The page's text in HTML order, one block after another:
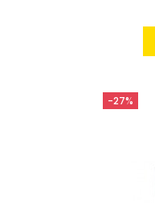
-27%